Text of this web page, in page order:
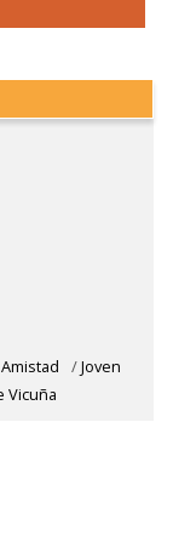
Amistad /Joven
Vicuña